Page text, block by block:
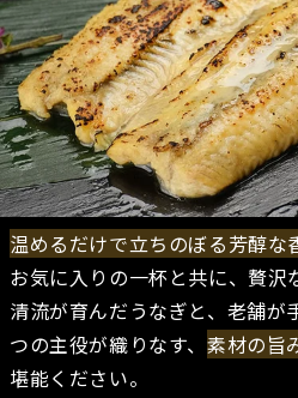
温めるだけで立ちのぼる芳醇な
お気に入りの一杯と共に、贅沢
清流が育んだうなぎと、老舗が
つの主役が織りなす、 素材の旨
堪能ください。